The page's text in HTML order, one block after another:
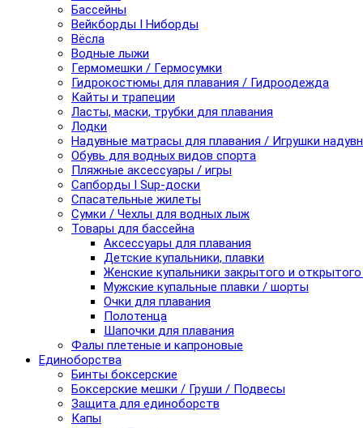
Бассейны
Вейкборды I Ниборды
Вёсла
Водные лыжи
Гермомешки / Гермосумки
Гидрокостюмы для плавания / Гидроодежда
Кайты и трапеции
Ласты, маски, трубки для плавания
Лодки
Надувные матрасы для плавания / Игрушки
Обувь для водных видов спорта
Пляжные аксессуары / игры
Сапборды I Sup-доски
Спасательные жилеты
Сумки / Чехлы для водных лыж
Товары для бассейна
Аксессуары для плавания
Детские купальники, плавки
Женские купальники закрытого и
Мужские купальные плавки / шорты
Очки для плавания
Полотенца
Шапочки для плавания
Фалы плетеные и капроновые
Единоборства
Бинты боксерские
Боксерские мешки / Груши / Подвесы
Защита для единоборств
Капы